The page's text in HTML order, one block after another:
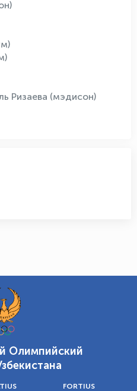
Ризаева (мэдисон)
Олимпийский
FORTIUS